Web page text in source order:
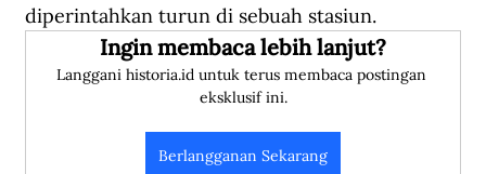
diperintahkan turun di sebuah stasiun.
Ingin membaca lebih lanjut?
Langgani historia.id untuk terus membaca postingan
eksklusif ini.
Berlangganan Sekarang